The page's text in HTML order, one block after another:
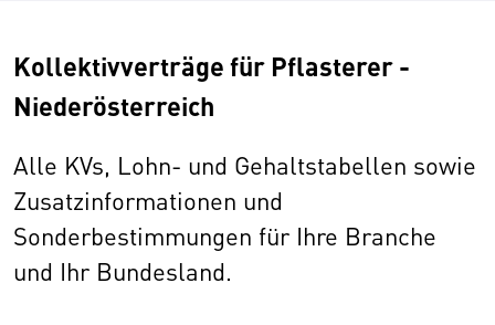
Kollektivverträge für Pflasterer -
Niederösterreich
Alle KVs, Lohn- und Gehaltstabellen sowie
Zusatzinformationen und
Sonderbestimmungen für Ihre Branche
und Ihr Bundesland.